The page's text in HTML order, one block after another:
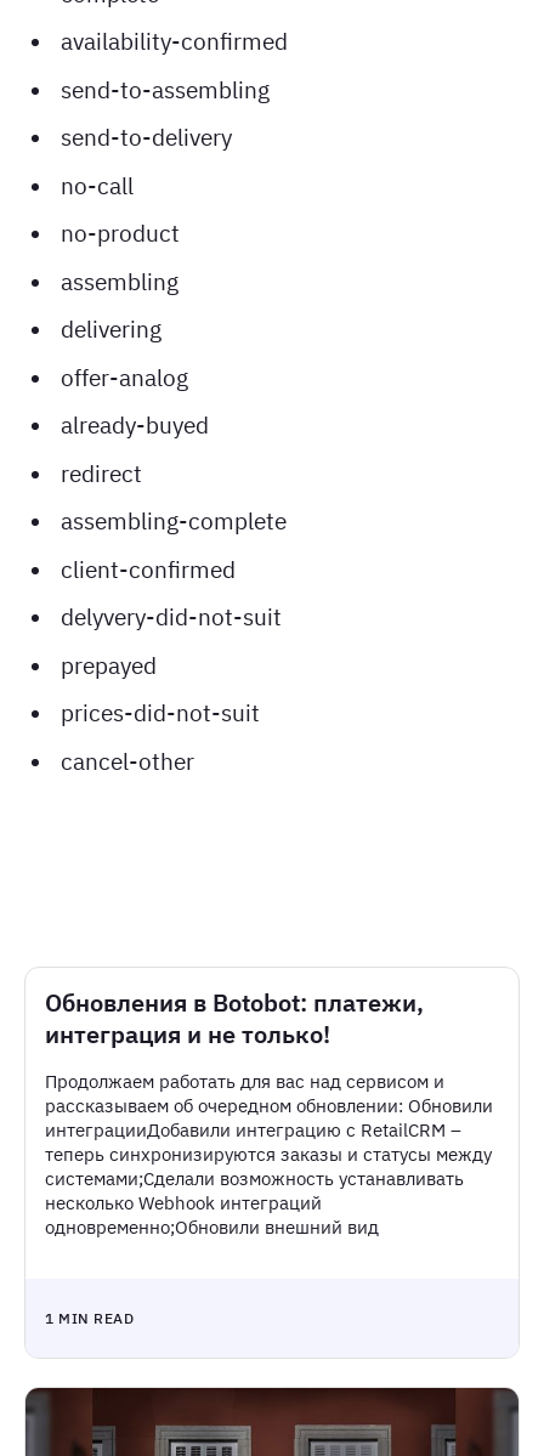
availability-confirmed
send-to-assembling
send-to-delivery
no-call
no-product
assembling
delivering
offer-analog
already-buyed
redirect
assembling-complete
client-confirmed
delyvery-did-not-suit
prepayed
prices-did-not-suit
cancel-other
Обновления в Botobot: платежи,
интеграция и не только!
Продолжаем работать для вас над сервисом и
рассказываем об очередном обновлении: Обновили
интеграцииДобавили интеграцию с RetailCRM –
теперь синхронизируются заказы и статусы между
системами;Сделали возможность устанавливать
несколько Webhook интеграций
одновременно;Обновили внешний вид
1 MIN READ